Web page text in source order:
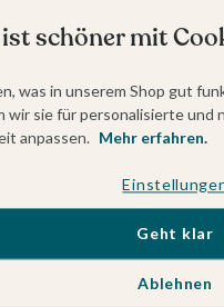
schöner mit
was in unserem Shop gut
wir sie für personalisierte
anpassen. Mehr erfahren.
Ablehnen
Geht klar